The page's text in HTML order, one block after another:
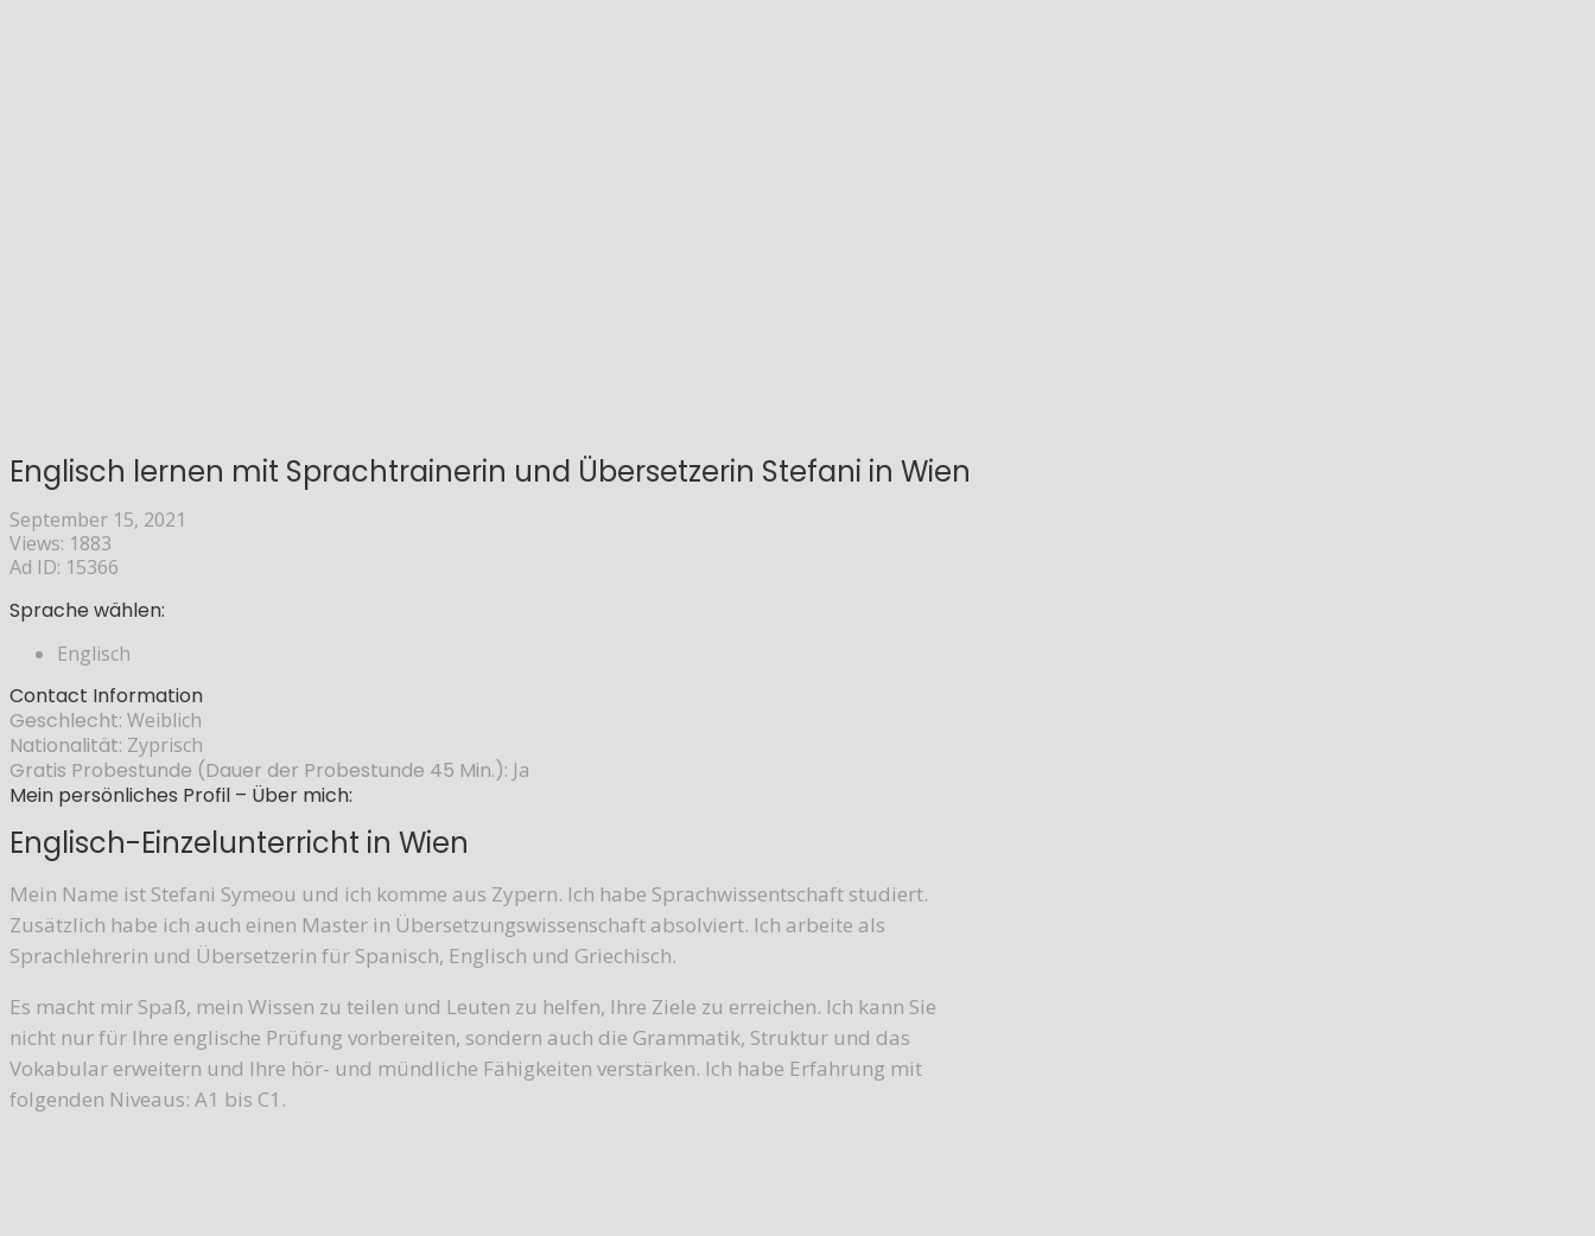
Englisch lernen mit Sprachtrainerin und Übersetzerin Stefani in Wien
September 15, 2021
Views: 1883
Ad ID: 15366
Sprache wählen:
Englisch
Contact Information
Geschlecht: Weiblich
Nationalität: Zyprisch
Gratis Probestunde (Dauer der Probestunde 45 Min.): Ja
Mein persönliches Profil – Über mich:
Englisch-Einzelunterricht in Wien
Mein Name ist Stefani Symeou und ich komme aus Zypern. Ich habe Sprachwissentschaft studiert.
Zusätzlich habe ich auch einen Master in Übersetzungswissenschaft absolviert. Ich arbeite als
Sprachlehrerin und Übersetzerin für Spanisch, Englisch und Griechisch.
Es macht mir Spaß, mein Wissen zu teilen und Leuten zu helfen, Ihre Ziele zu erreichen. Ich kann Sie
nicht nur für Ihre englische Prüfung vorbereiten, sondern auch die Grammatik, Struktur und das
Vokabular erweitern und Ihre hör- und mündliche Fähigkeiten verstärken. Ich habe Erfahrung mit
folgenden Niveaus: A1 bis C1.